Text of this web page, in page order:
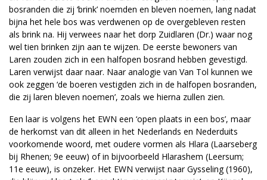
bosranden die zij ‘brink’ noemden en bleven noemen, lang nadat
bijna het hele bos was verdwenen op de overgebleven resten
als brink na. Hij verwees naar het dorp Zuidlaren (Dr.) waar nog
wel tien brinken zijn aan te wijzen. De eerste bewoners van
Laren zouden zich in een halfopen bosrand hebben gevestigd.
Laren verwijst daar naar. Naar analogie van Van Tol kunnen we
ook zeggen ‘de boeren vestigden zich in de halfopen bosranden,
die zij laren bleven noemen’, zoals we hierna zullen zien.
Een laar is volgens het EWN een ‘open plaats in een bos’, maar
de herkomst van dit alleen in het Nederlands en Nederduits
voorkomende woord, met oudere vormen als Hlara (Laarseberg
bij Rhenen; 9e eeuw) of in bijvoorbeeld Hlarashem (Leersum;
11e eeuw), is onzeker. Het EWN verwijst naar Gysseling (1960),